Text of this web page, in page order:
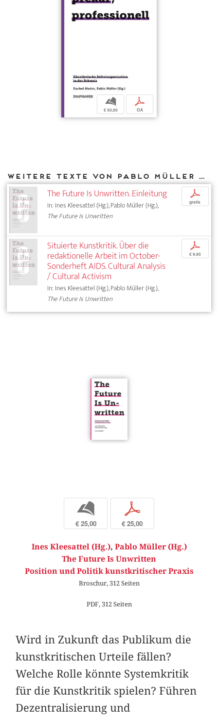
b
€ 50,00
p
OA
Weitere Texte von Pablo Müller bei DIAPHANES
The Future Is Unwritten. Einleitung
In: Ines Kleesattel (Hg.), Pablo Müller (Hg.),
The Future Is Unwritten
p
gratis
Situierte Kunstkritik. Über die
redaktionelle Arbeit im October-
Sonderheft AIDS. Cultural Analysis
/ Cultural Activism
In: Ines Kleesattel (Hg.), Pablo Müller (Hg.),
The Future Is Unwritten
p
€ 9,95
b
€ 25,00
p
€ 25,00
Ines Kleesattel (Hg.), Pablo Müller (Hg.)
The Future Is Unwritten
Position und Politik kunstkritischer Praxis
Broschur, 312 Seiten
PDF, 312 Seiten
Wird in Zukunft das Publikum die
kunstkritischen Urteile fällen?
Welche Rolle könnte Systemkritik
für die Kunstkritik spielen? Führen
Dezentralisierung und